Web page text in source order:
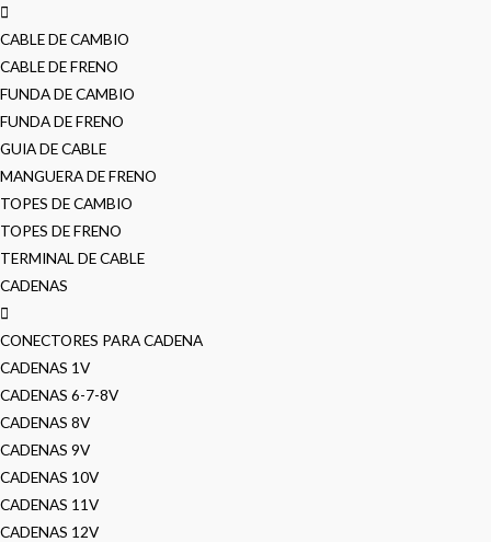
CABLE DE CAMBIO
CABLE DE FRENO
FUNDA DE CAMBIO
FUNDA DE FRENO
GUIA DE CABLE
MANGUERA DE FRENO
TOPES DE CAMBIO
TOPES DE FRENO
TERMINAL DE CABLE
CADENAS
CONECTORES PARA CADENA
CADENAS 1V
CADENAS 6-7-8V
CADENAS 8V
CADENAS 9V
CADENAS 10V
CADENAS 11V
CADENAS 12V